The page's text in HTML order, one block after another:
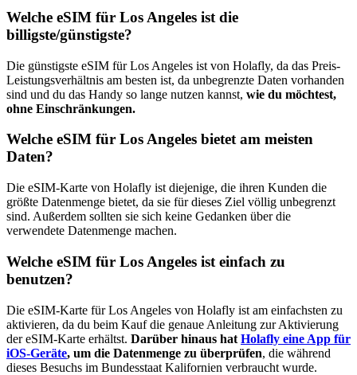
Welche eSIM für Los Angeles ist die
billigste/günstigste?
Die günstigste eSIM für Los Angeles ist von Holafly, da das Preis-
Leistungsverhältnis am besten ist, da unbegrenzte Daten vorhanden
sind und du das Handy so lange nutzen kannst, wie du möchtest,
ohne Einschränkungen.
Welche eSIM für Los Angeles bietet am meisten
Daten?
Die eSIM-Karte von Holafly ist diejenige, die ihren Kunden die
größte Datenmenge bietet, da sie für dieses Ziel völlig unbegrenzt
sind. Außerdem sollten sie sich keine Gedanken über die
verwendete Datenmenge machen.
Welche eSIM für Los Angeles ist einfach zu
benutzen?
Die eSIM-Karte für Los Angeles von Holafly ist am einfachsten zu
aktivieren, da du beim Kauf die genaue Anleitung zur Aktivierung
der eSIM-Karte erhältst. Darüber hinaus hat Holafly eine App für
iOS-Geräte, um die Datenmenge zu überprüfen, die während
dieses Besuchs im Bundesstaat Kalifornien verbraucht wurde.